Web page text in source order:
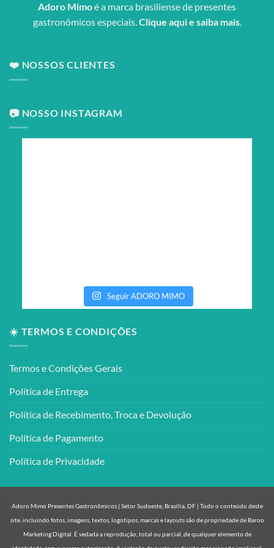
Adoro Mimoé a marca brasiliense de presentes
gastronômicos especiais.Clique aqui e saiba mais.
❤️ NOSSOS CLIENTES
📷 NOSSO INSTAGRAM
Seguir ADORO MIMO
☀️ TERMOS E CONDIÇÕES
Termos e Condições Gerais
Política de Entrega
Política de Recebimento, Troca e Devolução
Política de Pagamento
Política de Privacidade
Adoro Mimo Presentes Gastronômicos | Setor Sudoeste, Brasília, DF | Todo o conteúdo deste
site, incluindo fotos, imagens, textos, logotipos, marcas e layouts são de propriedade de Baroo
Marketing Digital. É vedada a reprodução, total ou parcial, de qualquer elemento de